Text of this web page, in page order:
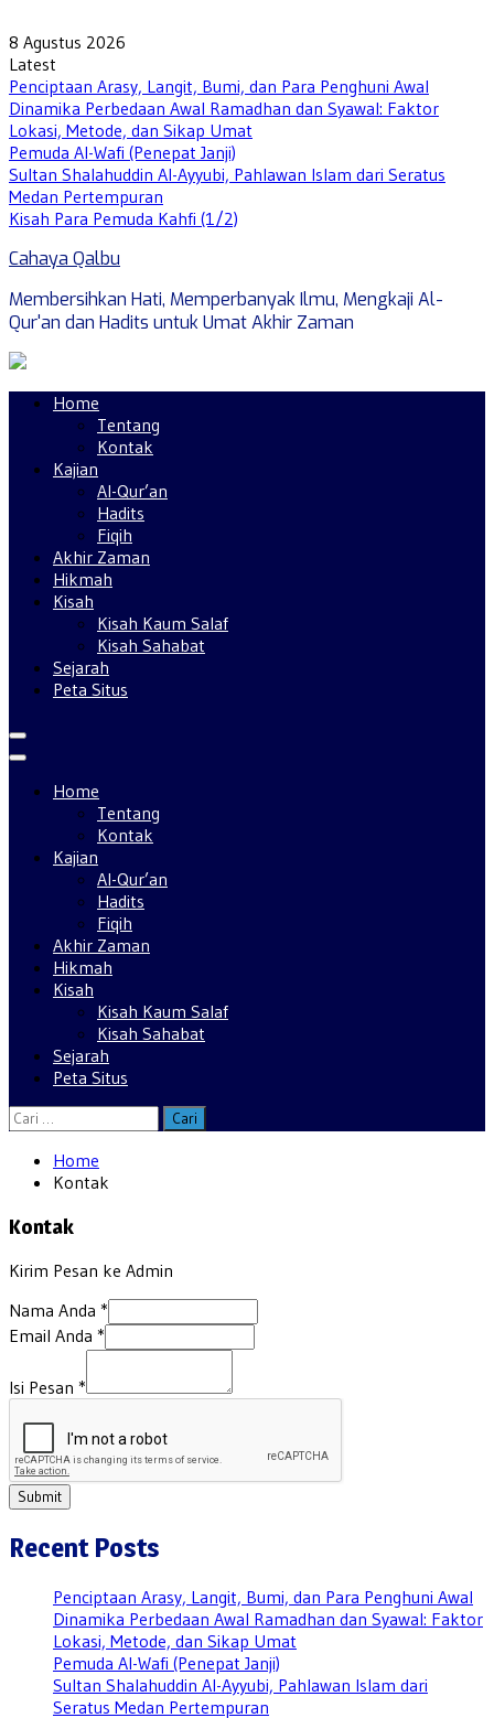
to
content
8 Agustus 2026
Latest
Penciptaan Arasy, Langit, Bumi, dan Para Penghuni Awal
Dinamika Perbedaan Awal Ramadhan dan Syawal: Faktor
Lokasi, Metode, dan Sikap Umat
Pemuda Al-Wafi (Penepat Janji)
Sultan Shalahuddin Al-Ayyubi, Pahlawan Islam dari Seratus
Medan Pertempuran
Kisah Para Pemuda Kahfi (1/2)
Cahaya Qalbu
Membersihkan Hati, Memperbanyak Ilmu, Mengkaji Al-
Qur'an dan Hadits untuk Umat Akhir Zaman
Home
Tentang
Kontak
Kajian
Al-Qur’an
Hadits
Fiqih
Akhir Zaman
Hikmah
Kisah
Kisah Kaum Salaf
Kisah Sahabat
Sejarah
Peta Situs
Home
Tentang
Kontak
Kajian
Al-Qur’an
Hadits
Fiqih
Akhir Zaman
Hikmah
Kisah
Kisah Kaum Salaf
Kisah Sahabat
Sejarah
Peta Situs
Cari
untuk:
Home
Kontak
Kontak
Kirim Pesan ke Admin
Nama Anda *
Email Anda *
Isi Pesan *
Submit
Recent Posts
Penciptaan Arasy, Langit, Bumi, dan Para Penghuni Awal
Dinamika Perbedaan Awal Ramadhan dan Syawal: Faktor
Lokasi, Metode, dan Sikap Umat
Pemuda Al-Wafi (Penepat Janji)
Sultan Shalahuddin Al-Ayyubi, Pahlawan Islam dari
Seratus Medan Pertempuran